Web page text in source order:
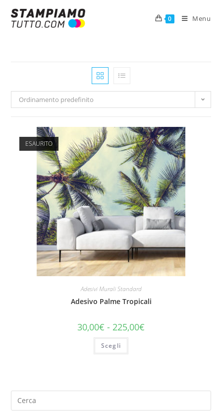
0 Menu
Ordinamento predefinito
ESAURITO
Adesivi Murali Standard
Adesivo Palme Tropicali
30,00€ - 225,00€
Scegli